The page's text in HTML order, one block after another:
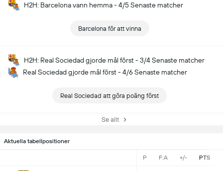
H2H: Barcelona vann hemma - 4/5 Senaste matcher
Barcelona för att vinna
H2H: Real Sociedad gjorde mål först - 3/4 Senaste matcher
Real Sociedad gjorde mål först - 4/6 Senaste matcher
Real Sociedad att göra poäng först
Se allt
Aktuella tabellpositioner
P F:A +/- PTS